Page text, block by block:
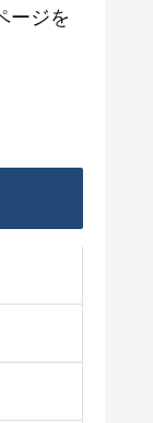
ージを